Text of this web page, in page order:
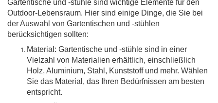
Gartentische und -stühle sind wichtige Elemente für den
Outdoor-Lebensraum. Hier sind einige Dinge, die Sie bei
der Auswahl von Gartentischen und -stühlen
berücksichtigen sollten:
Material: Gartentische und -stühle sind in einer
Vielzahl von Materialien erhältlich, einschließlich
Holz, Aluminium, Stahl, Kunststoff und mehr. Wählen
Sie das Material, das Ihren Bedürfnissen am besten
entspricht.